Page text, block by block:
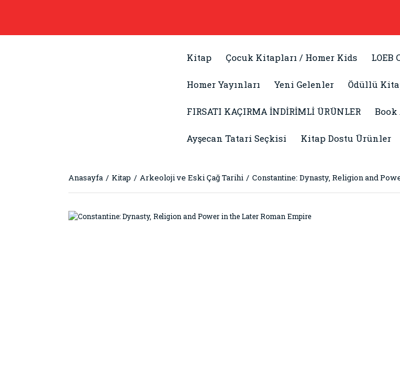
Kitap Çocuk Kitapları / Homer Kids
Homer Yayınları Yeni Gelenler Ödüllü
FIRSATI KAÇIRMA İNDİRİMLİ ÜRÜNLER
Ayşecan Tatari Seçkisi Kitap Dostu Ürünler
Anasayfa Kitap Arkeoloji ve Eski Çağ Tarihi Constantine: Dynasty, Religion and